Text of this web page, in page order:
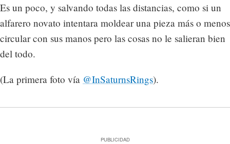
Es un poco, y salvando todas las distancias, como si un
alfarero novato intentara moldear una pieza más o menos
circular con sus manos pero las cosas no le salieran bien
del todo.
(La primera foto vía @InSaturnsRings).
PUBLICIDAD